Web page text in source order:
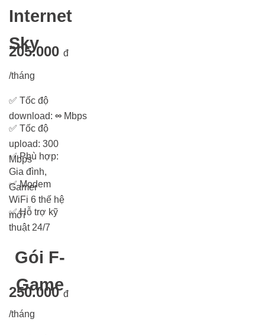
Internet
Sky
205.000 đ
/tháng
✅ Tốc độ
download: ∞ Mbps
✅ Tốc độ
upload: 300
Mbps
✅Phù hợp:
Gia đình,
Gamer
✅Modem
WiFi 6 thế hệ
mới
✅Hỗ trợ kỹ
thuật 24/7
Gói F-
Game
250.000 đ
/tháng